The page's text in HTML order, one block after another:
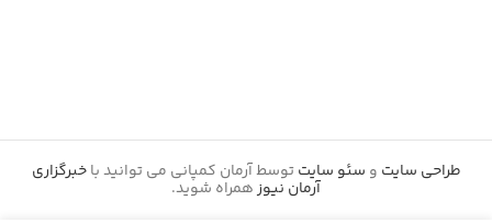
طراحی سایت و سئو سایتتوسط آرمان کمپانی می توانید باخبرگزاری
آرمان نیوزهمراه شوید.